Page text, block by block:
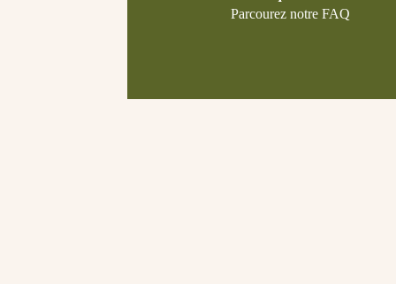
Parcourez notre FAQ